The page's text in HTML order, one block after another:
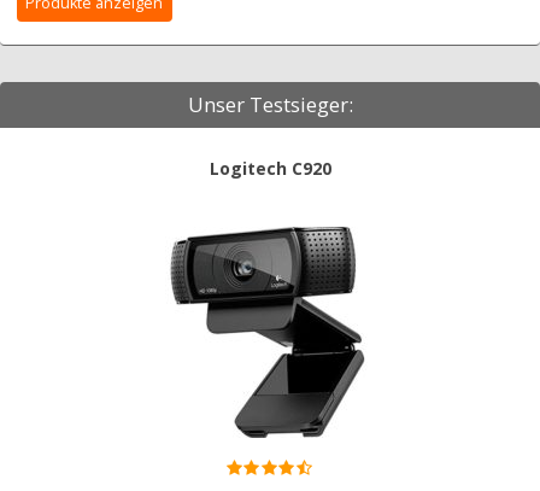
Unser Testsieger:
Logitech C920